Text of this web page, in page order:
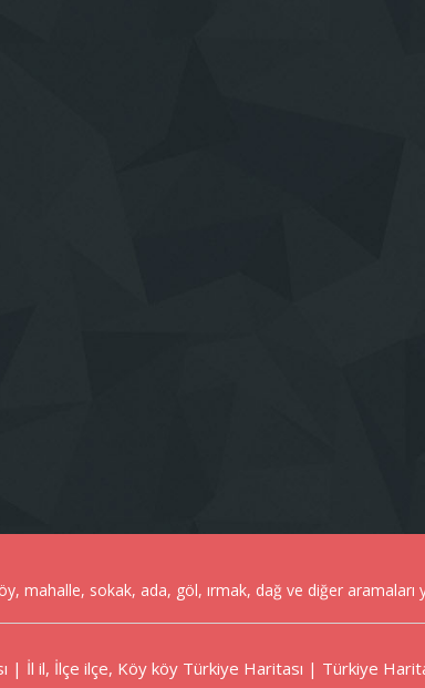
mahalle, sokak, ada, göl, ırmak, dağ ve diğer aramaları
| İl il, İlçe ilçe, Köy köy Türkiye Haritası | Türkiye